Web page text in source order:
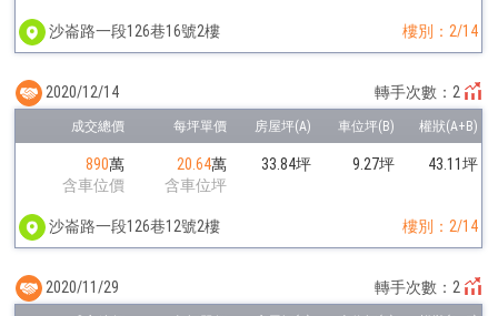
沙崙路一段126巷16號2樓 樓別：2/14
890萬
含車位價
20.64萬
含車位坪
33.84坪 9.27坪 43.11坪
沙崙路一段126巷12號2樓 樓別：2/14
2020/12/14 轉手次數：2
2020/11/29 轉手次數：2